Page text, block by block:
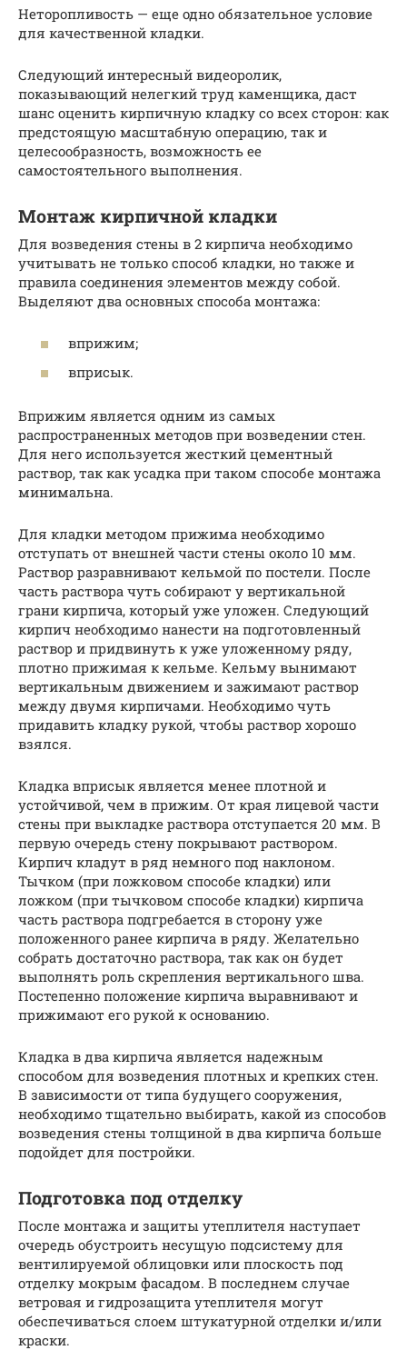
Неторопливость — еще одно обязательное условие
для качественной кладки.
Следующий интересный видеоролик,
показывающий нелегкий труд каменщика, даст
шанс оценить кирпичную кладку со всех сторон: как
предстоящую масштабную операцию, так и
целесообразность, возможность ее
самостоятельного выполнения.
Монтаж кирпичной кладки
Для возведения стены в 2 кирпича необходимо
учитывать не только способ кладки, но также и
правила соединения элементов между собой.
Выделяют два основных способа монтажа:
вприжим;
вприсык.
Вприжим является одним из самых
распространенных методов при возведении стен.
Для него используется жесткий цементный
раствор, так как усадка при таком способе монтажа
минимальна.
Для кладки методом прижима необходимо
отступать от внешней части стены около 10 мм.
Раствор разравнивают кельмой по постели. После
часть раствора чуть собирают у вертикальной
грани кирпича, который уже уложен. Следующий
кирпич необходимо нанести на подготовленный
раствор и придвинуть к уже уложенному ряду,
плотно прижимая к кельме. Кельму вынимают
вертикальным движением и зажимают раствор
между двумя кирпичами. Необходимо чуть
придавить кладку рукой, чтобы раствор хорошо
взялся.
Кладка вприсык является менее плотной и
устойчивой, чем в прижим. От края лицевой части
стены при выкладке раствора отступается 20 мм. В
первую очередь стену покрывают раствором.
Кирпич кладут в ряд немного под наклоном.
Тычком (при ложковом способе кладки) или
ложком (при тычковом способе кладки) кирпича
часть раствора подгребается в сторону уже
положенного ранее кирпича в ряду. Желательно
собрать достаточно раствора, так как он будет
выполнять роль скрепления вертикального шва.
Постепенно положение кирпича выравнивают и
прижимают его рукой к основанию.
Кладка в два кирпича является надежным
способом для возведения плотных и крепких стен.
В зависимости от типа будущего сооружения,
необходимо тщательно выбирать, какой из способов
возведения стены толщиной в два кирпича больше
подойдет для постройки.
Подготовка под отделку
После монтажа и защиты утеплителя наступает
очередь обустроить несущую подсистему для
вентилируемой облицовки или плоскость под
отделку мокрым фасадом. В последнем случае
ветровая и гидрозащита утеплителя могут
обеспечиваться слоем штукатурной отделки и/или
краски.